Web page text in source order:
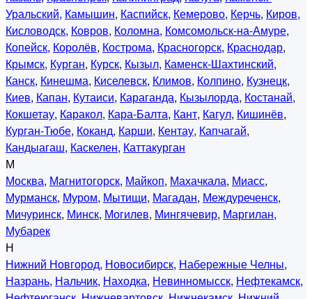
Уральский, Камышин, Каспийск, Кемерово, Керчь, Киров,
Кисловодск, Ковров, Коломна, Комсомольск-на-Амуре,
Копейск, Королёв, Кострома, Красногорск, Краснодар,
Крымск, Курган, Курск, Кызыл, Каменск-Шахтинский,
Канск, Кинешма, Киселевск, Климов, Колпино, Кузнецк,
Киев, Капан, Кутаиси, Караганда, Кызылорда, Костанай,
Кокшетау, Каракол, Кара-Балта, Кант, Кагул, Кишинёв,
Курган-Тюбе, Коканд, Карши, Кентау, Капчагай,
Кандыагаш, Каскелен, Каттакурган
М
Москва, Магнитогорск, Майкоп, Махачкала, Миасс,
Мурманск, Муром, Мытищи, Магадан, Междуреченск,
Мичуринск, Минск, Могилев, Мингячевир, Маргилан,
Мубарек
Н
Нижний Новгород, Новосибирск, Набережные Челны,
Назрань, Нальчик, Находка, Невинномысск, Нефтекамск,